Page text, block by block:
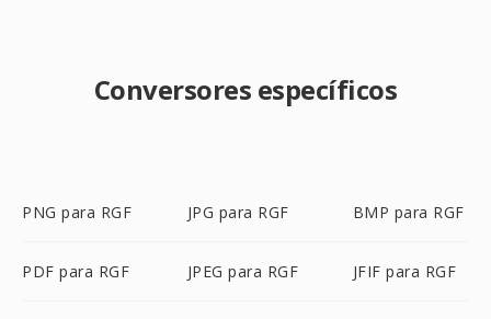
Conversores específicos
PNG para RGF JPG para RGF BMP para RGF
PDF para RGF JPEG para RGF JFIF para RGF